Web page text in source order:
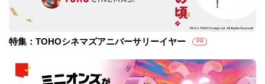
特集：TOHOシネマズアニバーサリーイヤー PR